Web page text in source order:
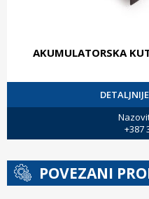
AKUMULATORSKA
+387
POVEZANI